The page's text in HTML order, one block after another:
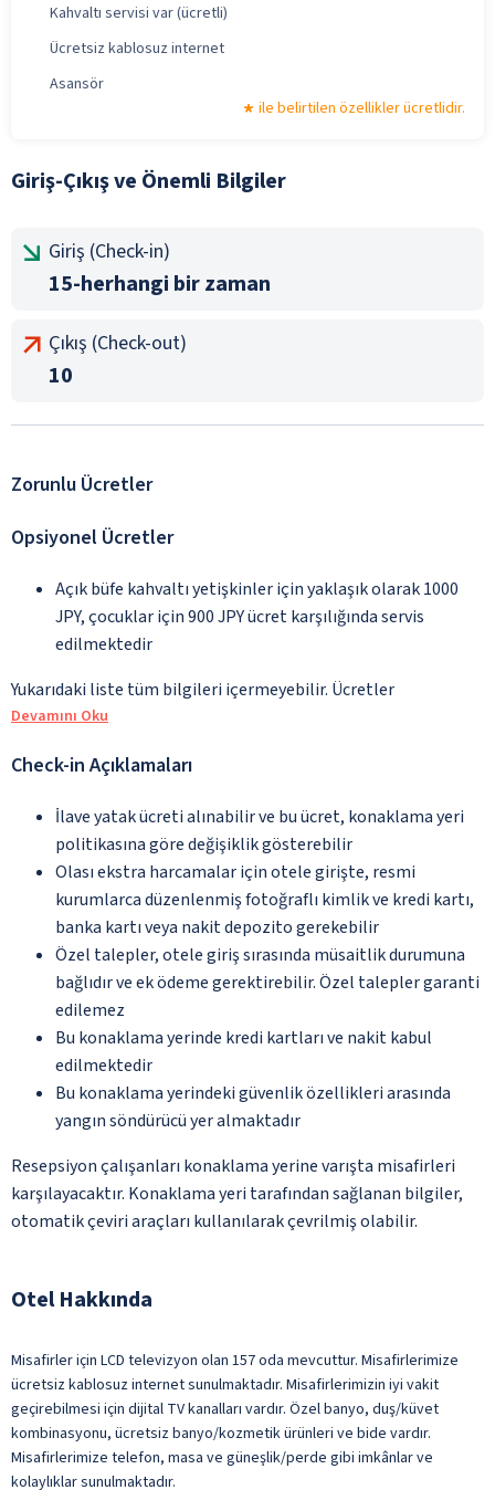
Kahvaltı servisi var (ücretli)
Ücretsiz kablosuz internet
Asansör
ile belirtilen özellikler ücretlidir.
Giriş-Çıkış ve Önemli Bilgiler
Giriş (Check-in)
15-herhangi bir zaman
Çıkış (Check-out)
10
Zorunlu Ücretler
Opsiyonel Ücretler
Açık büfe kahvaltı yetişkinler için yaklaşık olarak 1000
JPY, çocuklar için 900 JPY ücret karşılığında servis
edilmektedir
Yukarıdaki liste tüm bilgileri içermeyebilir. Ücretler
Devamını Oku
Check-in Açıklamaları
İlave yatak ücreti alınabilir ve bu ücret, konaklama yeri
politikasına göre değişiklik gösterebilir
Olası ekstra harcamalar için otele girişte, resmi
kurumlarca düzenlenmiş fotoğraflı kimlik ve kredi kartı,
banka kartı veya nakit depozito gerekebilir
Özel talepler, otele giriş sırasında müsaitlik durumuna
bağlıdır ve ek ödeme gerektirebilir. Özel talepler garanti
edilemez
Bu konaklama yerinde kredi kartları ve nakit kabul
edilmektedir
Bu konaklama yerindeki güvenlik özellikleri arasında
yangın söndürücü yer almaktadır
Resepsiyon çalışanları konaklama yerine varışta misafirleri
karşılayacaktır. Konaklama yeri tarafından sağlanan bilgiler,
otomatik çeviri araçları kullanılarak çevrilmiş olabilir.
Otel Hakkında
Misafirler için LCD televizyon olan 157 oda mevcuttur. Misafirlerimize
ücretsiz kablosuz internet sunulmaktadır. Misafirlerimizin iyi vakit
geçirebilmesi için dijital TV kanalları vardır. Özel banyo, duş/küvet
kombinasyonu, ücretsiz banyo/kozmetik ürünleri ve bide vardır.
Misafirlerimize telefon, masa ve güneşlik/perde gibi imkânlar ve
kolaylıklar sunulmaktadır.